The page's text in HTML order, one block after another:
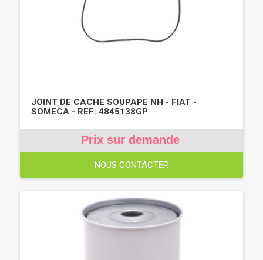
JOINT DE CACHE SOUPAPE NH - FIAT -
SOMECA - REF: 4845138GP
Prix sur demande
NOUS CONTACTER